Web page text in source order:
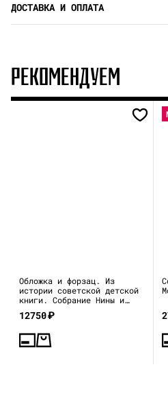
ДОСТАВКА И ОПЛАТА
РЕКОМЕНДУЕМ
Обложка и форзац. Из
истории советской детской
книги. Собрание Нины и
Вадима Гинзбург
12750₽